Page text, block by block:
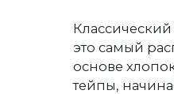
это самый
основе
тейпы,